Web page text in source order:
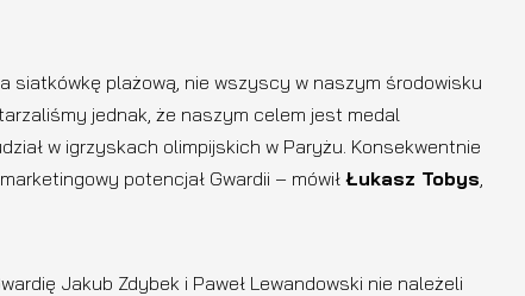
siatkówkę plażową, nie wszyscy w naszym środowisku
jednak, że naszym celem jest medal
w igrzyskach olimpijskich w Paryżu. Konsekwentnie
potencjał Gwardii – mówiłŁukasz Tobys,
Jakub Zdybek i Paweł Lewandowski nie należeli